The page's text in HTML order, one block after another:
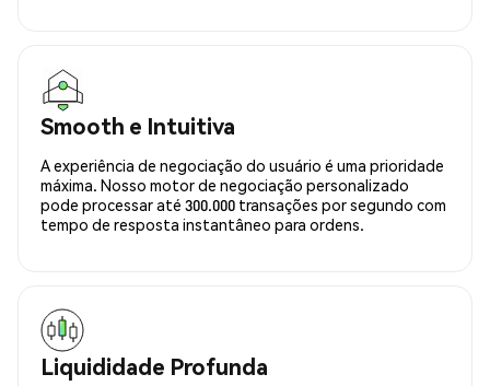
Smooth e Intuitiva
A experiência de negociação do usuário é uma prioridade
máxima. Nosso motor de negociação personalizado
pode processar até 300.000 transações por segundo com
tempo de resposta instantâneo para ordens.
Liquididade Profunda